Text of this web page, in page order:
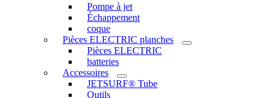
Pompe à jet
Échappement
coque
Pièces ELECTRIC planches
Pièces ELECTRIC
batteries
Accessoires
JETSURF® Tube
Outils